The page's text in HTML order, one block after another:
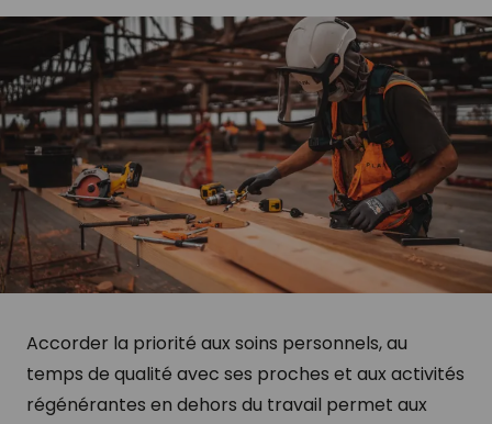
Accorder la priorité aux soins personnels, au
temps de qualité avec ses proches et aux activités
régénérantes en dehors du travail permet aux